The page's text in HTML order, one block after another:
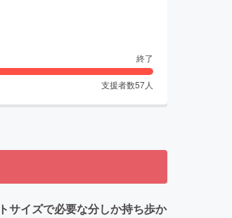
終了
支援者数57人
サイズで必要な分しか持ち歩か